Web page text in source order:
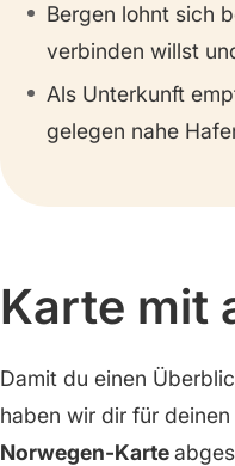
Bergen lohnt sich
verbinden willst
Als Unterkunft
gelegen nahe
Karte mit
Damit du einen
haben wir dir für
Norwegen-Karte